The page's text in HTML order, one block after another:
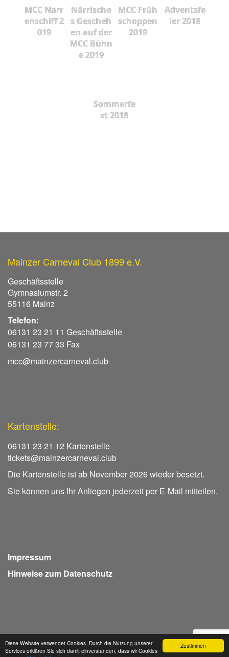
Zustimmen
Diese Website verwendet Cookies. Durch die Nutzung unserer
Services erklären Sie sich damit einverstanden, dass wir Cookies
MCC Narr
enschiff 2
019
Närrische
s Gescheh
en auf der
MCC Bühn
e 2019
MCC Früh
schoppen
2019
Adventsfe
ier 2018
Sommerfe
st 2018
Mainzer Carneval Club 1899 e.V.
Geschäftsstelle
Gymnasiumstr. 2
55116 Mainz
Telefon:
06131 23 21 11 Geschäftsstelle
06131 23 77 33 Fax
mcc@mainzercarneval.club
Kartenstelle:
06131 23 21 12 Kartenstelle
tickets@mainzercarneval.club
Die Kartenstelle ist ab November 2026 wieder besetzt.
Sie können uns Ihr Anliegen jederzeit per E-Mail mitteilen.
Impressum
Hinweise zum Datenschutz
Webdesign Seventum